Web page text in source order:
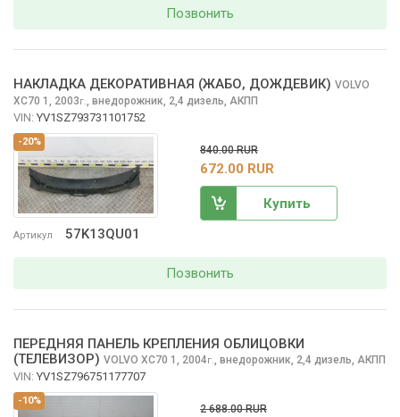
Позвонить
-20%
Артикул 57K13QU01
НАКЛАДКА ДЕКОРАТИВНАЯ (ЖАБО, ДОЖДЕВИК) VOLVO
XC70 1, 2003г., внедорожник, 2,4 дизель, АКПП
VIN: YV1SZ793731101752
840.00 RUR
672.00 RUR
Купить
Позвонить
-10%
ПЕРЕДНЯЯ ПАНЕЛЬ КРЕПЛЕНИЯ ОБЛИЦОВКИ
(ТЕЛЕВИЗОР) VOLVO XC70 1, 2004г., внедорожник, 2,4 дизель, АКПП
VIN: YV1SZ796751177707
2 688.00 RUR